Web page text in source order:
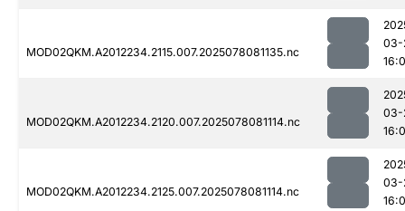
MOD02QKM.A2012234.2115.007.2025078081135.nc
03-
MOD02QKM.A2012234.2120.007.2025078081114.nc
03-
MOD02QKM.A2012234.2125.007.2025078081114.nc
03-